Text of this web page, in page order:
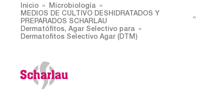
Inicio
Microbiología
MEDIOS DE CULTIVO DESHIDRATADOS Y
PREPARADOS SCHARLAU
Dermatófitos, Agar Selectivo para
Dermatofitos Selectivo Agar (DTM)